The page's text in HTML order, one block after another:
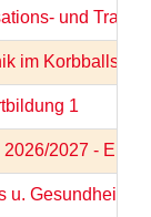
und
im
1
2026/2027 -
u. Gesundheit